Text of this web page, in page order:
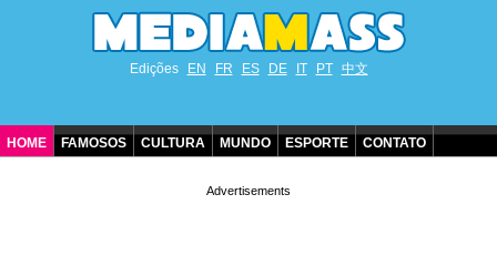
Edições EN FR ES DE IT PT 中文
HOME FAMOSOS CULTURA MUNDO ESPORTE CONTATO